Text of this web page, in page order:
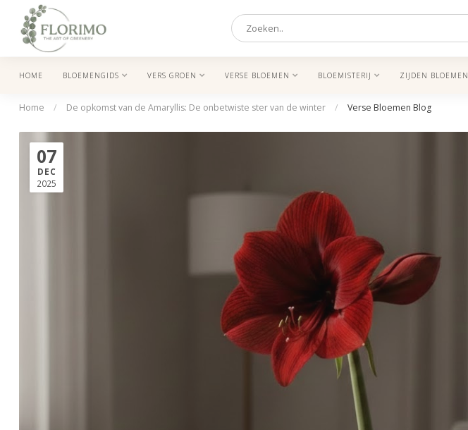
HOME BLOEMENGIDS VERS GROEN VERSE BLOEMEN BLOEMISTERIJ ZIJDEN BLOEMEN
Home / De opkomst van de Amaryllis: De onbetwiste ster van de winter / Verse Bloemen Blog
07
DEC
2025